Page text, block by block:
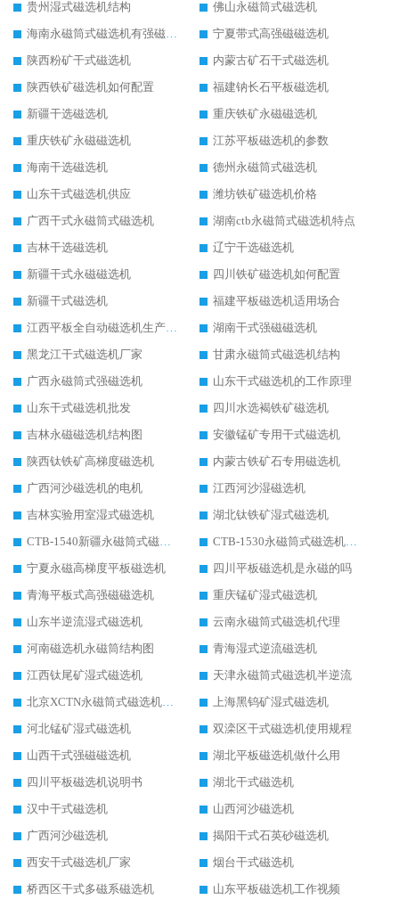
贵州湿式磁选机结构
佛山永磁筒式磁选机
海南永磁筒式磁选机有强磁的吗
宁夏带式高强磁磁选机
陕西粉矿干式磁选机
内蒙古矿石干式磁选机
陕西铁矿磁选机如何配置
福建钠长石平板磁选机
新疆干选磁选机
重庆铁矿永磁磁选机
重庆铁矿永磁磁选机
江苏平板磁选机的参数
海南干选磁选机
德州永磁筒式磁选机
山东干式磁选机供应
潍坊铁矿磁选机价格
广西干式永磁筒式磁选机
湖南ctb永磁筒式磁选机特点
吉林干选磁选机
辽宁干选磁选机
新疆干式永磁磁选机
四川铁矿磁选机如何配置
新疆干式磁选机
福建平板磁选机适用场合
江西平板全自动磁选机生产厂家
湖南干式强磁磁选机
黑龙江干式磁选机厂家
甘肃永磁筒式磁选机结构
广西永磁筒式强磁选机
山东干式磁选机的工作原理
山东干式磁选机批发
四川水选褐铁矿磁选机
吉林永磁磁选机结构图
安徽锰矿专用干式磁选机
陕西钛铁矿高梯度磁选机
内蒙古铁矿石专用磁选机
广西河沙磁选机的电机
江西河沙湿磁选机
吉林实验用室湿式磁选机
湖北钛铁矿湿式磁选机
CTB-1540新疆永磁筒式磁选机
CTB-1530永磁筒式磁选机代理商
宁夏永磁高梯度平板磁选机
四川平板磁选机是永磁的吗
青海平板式高强磁磁选机
重庆锰矿湿式磁选机
山东半逆流湿式磁选机
云南永磁筒式磁选机代理
河南磁选机永磁筒结构图
青海湿式逆流磁选机
江西钛尾矿湿式磁选机
天津永磁筒式磁选机半逆流
北京XCTN永磁筒式磁选机磁块位置
上海黑钨矿湿式磁选机
河北锰矿湿式磁选机
双滦区干式磁选机使用规程
山西干式强磁磁选机
湖北平板磁选机做什么用
四川平板磁选机说明书
湖北干式磁选机
汉中干式磁选机
山西河沙磁选机
广西河沙磁选机
揭阳干式石英砂磁选机
西安干式磁选机厂家
烟台干式磁选机
桥西区干式多磁系磁选机
山东平板磁选机工作视频